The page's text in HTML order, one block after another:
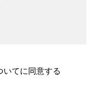
いてに同意する